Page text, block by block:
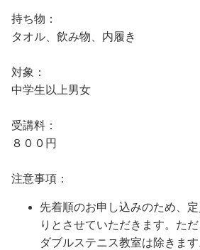
持ち物：
タオル、飲み物、内履き
対象：
中学生以上男女
受講料：
８００円
注意事項：
先着順のお申し込みのため、
りとさせていただきます。た
ダブルステニス教室は除きます